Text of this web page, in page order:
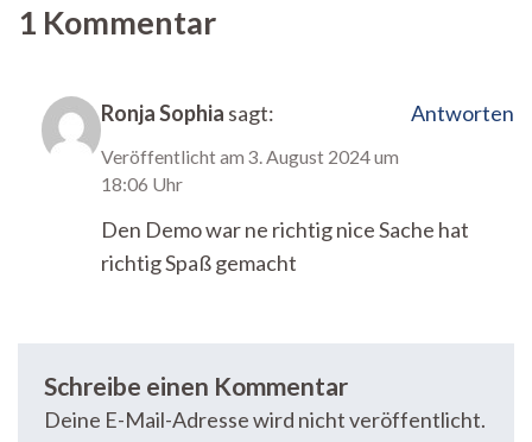
1 Kommentar
Ronja Sophia sagt:
Veröffentlicht am 3. August 2024 um
18:06 Uhr
Antworten
Den Demo war ne richtig nice Sache hat
richtig Spaß gemacht
Schreibe einen Kommentar
Deine E-Mail-Adresse wird nicht veröffentlicht.